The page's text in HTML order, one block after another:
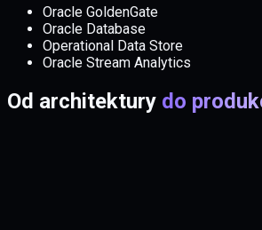
Oracle GoldenGate
Oracle Database
Operational Data Store
Oracle Stream Analytics
Od architektury do